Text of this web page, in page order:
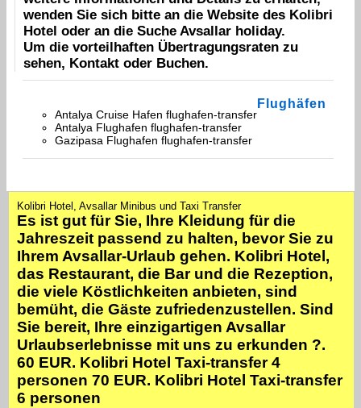
wenden Sie sich bitte an die Website des Kolibri
Hotel oder an die Suche Avsallar holiday.
Um die vorteilhaften Übertragungsraten zu
sehen, Kontakt oder Buchen.
Flughäfen
Antalya Cruise Hafen flughafen-transfer
Antalya Flughafen flughafen-transfer
Gazipasa Flughafen flughafen-transfer
Kolibri Hotel, Avsallar Minibus und Taxi Transfer
Es ist gut für Sie, Ihre Kleidung für die
Jahreszeit passend zu halten, bevor Sie zu
Ihrem Avsallar-Urlaub gehen. Kolibri Hotel,
das Restaurant, die Bar und die Rezeption,
die viele Köstlichkeiten anbieten, sind
bemüht, die Gäste zufriedenzustellen. Sind
Sie bereit, Ihre einzigartigen Avsallar
Urlaubserlebnisse mit uns zu erkunden ?.
60 EUR. Kolibri Hotel Taxi-transfer 4
personen 70 EUR. Kolibri Hotel Taxi-transfer
6 personen